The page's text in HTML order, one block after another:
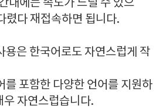
대에는 속도가 느릴 수 있으
렸다 재접속하면 됩니다.
용은 한국어로도 자연스럽게 작
를 포함한 다양한 언어를 지원하
우 자연스럽습니다.